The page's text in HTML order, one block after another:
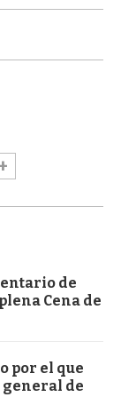
de
Cena de
por el que
de